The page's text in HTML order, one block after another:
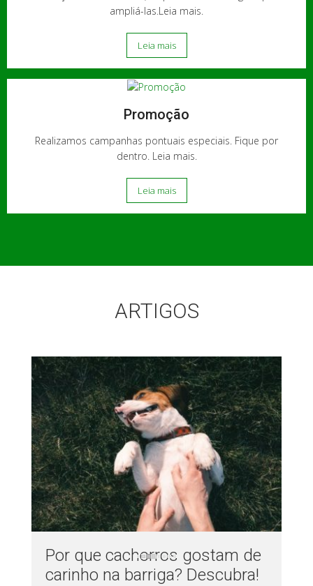
ampliá-las.Leia mais.
Leia mais
Promoção
Realizamos campanhas pontuais especiais. Fique por
dentro. Leia mais.
Leia mais
ARTIGOS
Por que cachorros gostam de
carinho na barriga? Descubra!